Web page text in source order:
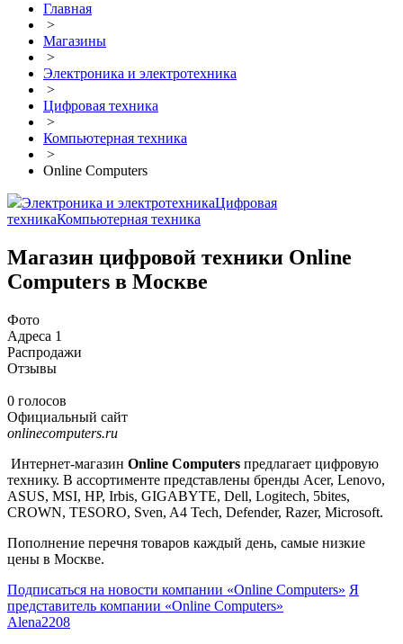
Главная
>
Магазины
>
Электроника и электротехника
>
Цифровая техника
>
Компьютерная техника
>
Online Computers
Электроника и электротехникаЦифровая
техникаКомпьютерная техника
Магазин цифровой техники Online
Computers в Москве
Фото
Адреса 1
Распродажи
Отзывы
0 голосов
Официальный сайт
onlinecomputers.ru
Интернет-магазин Online Computers предлагает цифровую
технику. В ассортименте представлены бренды Acer, Lenovo,
ASUS, MSI, HP, Irbis, GIGABYTE, Dell, Logitech, 5bites,
CROWN, TESORO, Sven, A4 Tech, Defender, Razer, Microsoft.
Пополнение перечня товаров каждый день, самые низкие
цены в Москве.
Подписаться на новости компании «Online Computers» Я
представитель компании «Online Computers»
Alena2208